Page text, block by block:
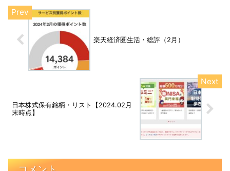
楽天経済圏生活・総評（2月）
日本株式保有銘柄・リスト【2024.02月
末時点】